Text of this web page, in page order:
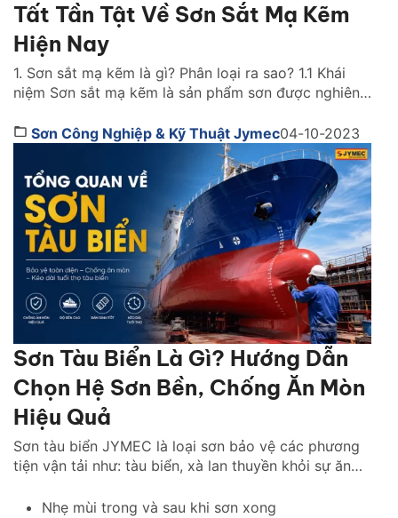
Tất Tần Tật Về Sơn Sắt Mạ Kẽm
Hiện Nay
1. Sơn sắt mạ kẽm là gì? Phân loại ra sao? 1.1 Khái
niệm Sơn sắt mạ kẽm là sản phẩm sơn được nghiên
loại sắt thép. Những vật liệu này đã được mạ kẽm
nhằm gia cường, tăng tuổi thọ đồng thời […]
Sơn Công Nghiệp & Kỹ Thuật Jymec04-10-2023
Sơn Tàu Biển Là Gì? Hướng Dẫn
Chọn Hệ Sơn Bền, Chống Ăn Mòn
Hiệu Quả
Sơn tàu biển JYMEC là loại sơn bảo vệ các phương
tiện vận tải như: tàu biển, xà lan thuyền khỏi sự ăn
Nhẹ mùi trong và sau khi sơn xong